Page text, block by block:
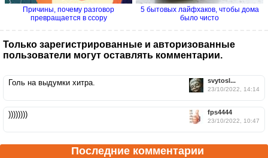
Причины, почему разговор
превращается в ссору
5 бытовых лайфхаков, чтобы дома
было чисто
Только зарегистрированные и авторизованные
пользователи могут оставлять комментарии.
svytosl...
23/10/2022, 14:14
Голь на выдумки хитра.
fps4444
23/10/2022, 10:47
))))))))
Последние комментарии